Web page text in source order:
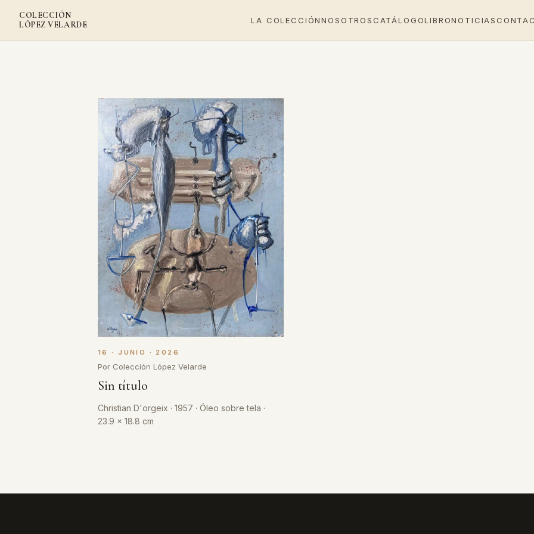
COLECCIÓN
LÓPEZ VELARDE
LA COLECCIÓNNOSOTROSCATÁLOGOLIBRONOTICIAS
16 · JUNIO · 2026
Por Colección López Velarde
Sin título
Christian D'orgeix · 1957 · Óleo sobre tela ·
23.9 x 18.8 cm